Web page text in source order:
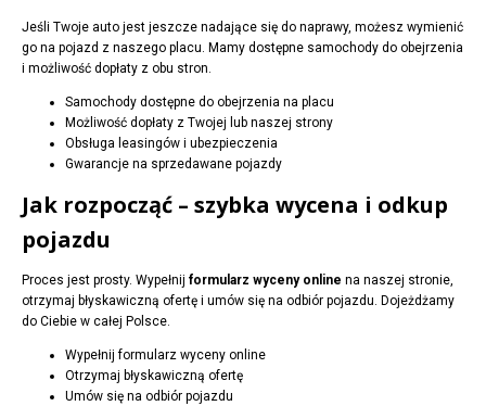
Jeśli Twoje auto jest jeszcze nadające się do naprawy, możesz wymienić
go na pojazd z naszego placu. Mamy dostępne samochody do obejrzenia
i możliwość dopłaty z obu stron.
Samochody dostępne do obejrzenia na placu
Możliwość dopłaty z Twojej lub naszej strony
Obsługa leasingów i ubezpieczenia
Gwarancje na sprzedawane pojazdy
Jak rozpocząć – szybka wycena i odkup
pojazdu
Proces jest prosty. Wypełnij formularz wyceny online na naszej stronie,
otrzymaj błyskawiczną ofertę i umów się na odbiór pojazdu. Dojeżdżamy
do Ciebie w całej Polsce.
Wypełnij formularz wyceny online
Otrzymaj błyskawiczną ofertę
Umów się na odbiór pojazdu